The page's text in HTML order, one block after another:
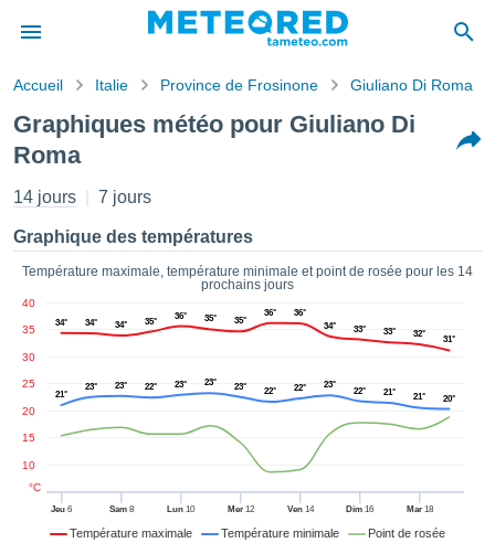
de
a
des
en
les
les
Accueil Italie Province de Frosinone Giuliano Di Roma
Graphiques météo pour Giuliano Di
Roma
14 jours 7 jours
Graphique des températures
Température maximale, température minimale et point de rosée pour les 14
prochains jours
Température maximale Température minimale Point de rosée
Jeu 6 Sam8 Lun 10 Mer12 Ven14 Dim 16 Mar18
10
15
20
25
30
35
40
°C
34° 34° 34° 35°
36° 35° 35°
36°
36°
34°
33° 33° 32°
31°
21°
23° 23° 22° 23° 23° 23° 22° 22° 23°
22° 21° 21° 20°